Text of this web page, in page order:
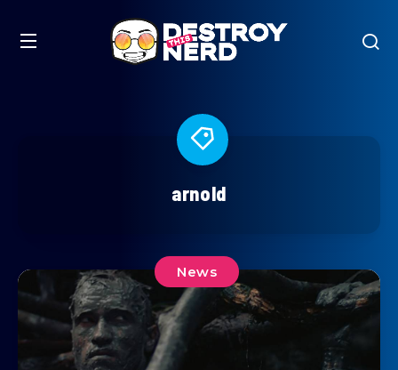
arnold
News